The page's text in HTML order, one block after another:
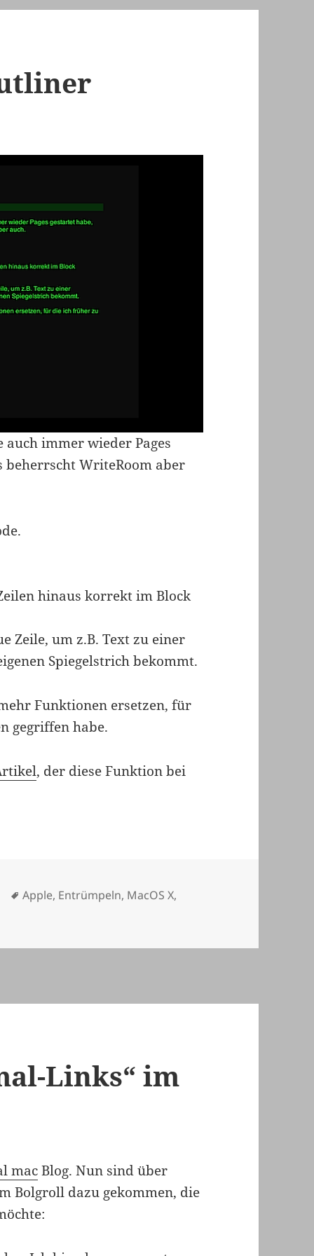
immer wieder Pages
beherrscht WriteRoom aber
hinaus korrekt im Block
Zeile, um z.B. Text zu einer
Spiegelstrich bekommt.
Funktionen ersetzen, für
gegriffen habe.
, der diese Funktion bei
Schlagwörter
Apple, Entrümpeln, MacOS X,
als Outliner
Links“ im
macBlog. Nun sind über
Bolgroll dazu gekommen, die